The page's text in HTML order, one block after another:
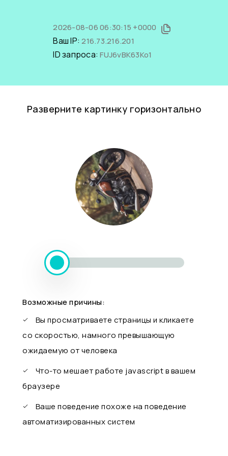
2026-08-06 06:30:15 +0000
Ваш IP:216.73.216.201
ID запроса:FUJ6vBK63Ko1
Разверните картинку горизонтально
Возможные причины:
Вы просматриваете страницы и кликаете
со скоростью, намного превышающую
ожидаемую от человека
Что-то мешает работе javascript в вашем
браузере
Ваше поведение похоже на поведение
автоматизированных систем